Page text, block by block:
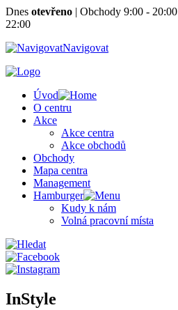
Dnes otevřeno | Obchody 9:00 - 20:00
22:00
Navigovat
Úvod
O centru
Akce
Akce centra
Akce obchodů
Obchody
Mapa centra
Management
Hamburger
Kudy k nám
Volná pracovní místa
InStyle